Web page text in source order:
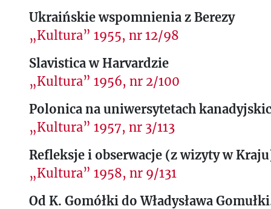
Ukraińskie wspomnienia z Berezy
„Kultura” 1955, nr 12/98
Slavistica w Harvardzie
„Kultura” 1956, nr 2/100
Polonica na uniwersytetach
„Kultura” 1957, nr 3/113
Refleksje i obserwacje (z wizyty w
„Kultura” 1958, nr 9/131
Od K. Gomółki do Władysława